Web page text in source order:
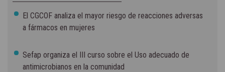
El CGCOF analiza el mayor riesgo de reacciones adversas
a fármacos en mujeres
Sefap organiza el III curso sobre el Uso adecuado de
antimicrobianos en la comunidad